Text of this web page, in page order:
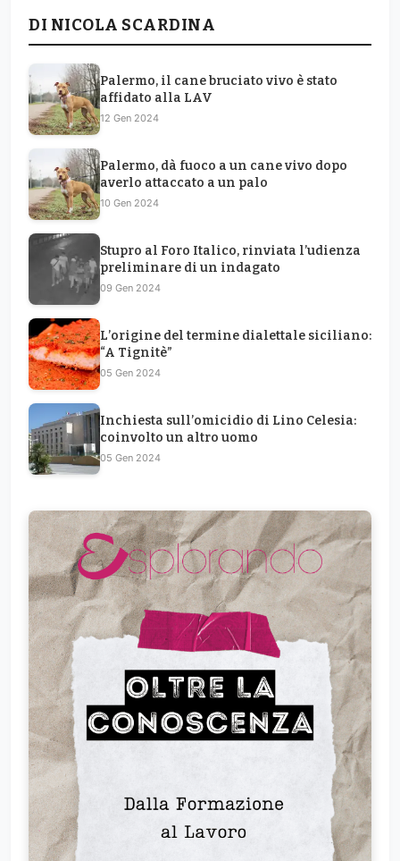
DI NICOLA SCARDINA
Palermo, il cane bruciato vivo è stato
affidato alla LAV
12 Gen 2024
Palermo, dà fuoco a un cane vivo dopo
averlo attaccato a un palo
10 Gen 2024
Stupro al Foro Italico, rinviata l’udienza
preliminare di un indagato
09 Gen 2024
L’origine del termine dialettale siciliano:
“A Tignitè”
05 Gen 2024
Inchiesta sull’omicidio di Lino Celesia:
coinvolto un altro uomo
05 Gen 2024